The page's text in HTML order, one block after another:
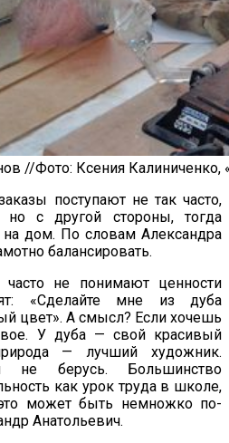
//Фото: Ксения Калиниченко,
поступают не так часто,
но с
другой стороны, тогда
дом. По словам Александра
балансировать.
не
понимают ценности
«Сделайте мне из
дуба
цвет». А смысл? Если хочешь
У дуба — свой красивый
— лучший художник.
не
берусь. Большинство
как урок труда в школе,
может быть немножко по-
Анатольевич.